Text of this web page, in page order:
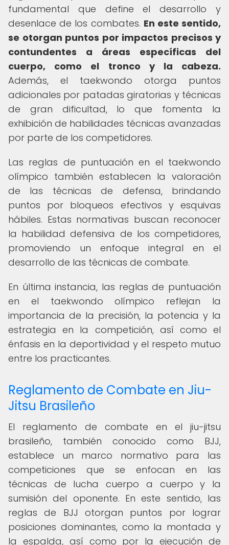
fundamental que define el desarrollo y
desenlace de los combates. En este sentido,
se otorgan puntos por impactos precisos y
contundentes a áreas específicas del
cuerpo, como el tronco y la cabeza.
Además, el taekwondo otorga puntos
adicionales por patadas giratorias y técnicas
de gran dificultad, lo que fomenta la
exhibición de habilidades técnicas avanzadas
por parte de los competidores.
Las reglas de puntuación en el taekwondo
olímpico también establecen la valoración
de las técnicas de defensa, brindando
puntos por bloqueos efectivos y esquivas
hábiles. Estas normativas buscan reconocer
la habilidad defensiva de los competidores,
promoviendo un enfoque integral en el
desarrollo de las técnicas de combate.
En última instancia, las reglas de puntuación
en el taekwondo olímpico reflejan la
importancia de la precisión, la potencia y la
estrategia en la competición, así como el
énfasis en la deportividad y el respeto mutuo
entre los practicantes.
Reglamento de Combate en Jiu-
Jitsu Brasileño
El reglamento de combate en el jiu-jitsu
brasileño, también conocido como BJJ,
establece un marco normativo para las
competiciones que se enfocan en las
técnicas de lucha cuerpo a cuerpo y la
sumisión del oponente. En este sentido, las
reglas de BJJ otorgan puntos por lograr
posiciones dominantes, como la montada y
la espalda, así como por la ejecución de